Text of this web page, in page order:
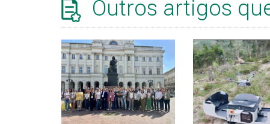
Outros artigos